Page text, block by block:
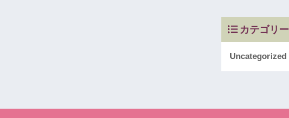
カテゴリー
Uncategorized